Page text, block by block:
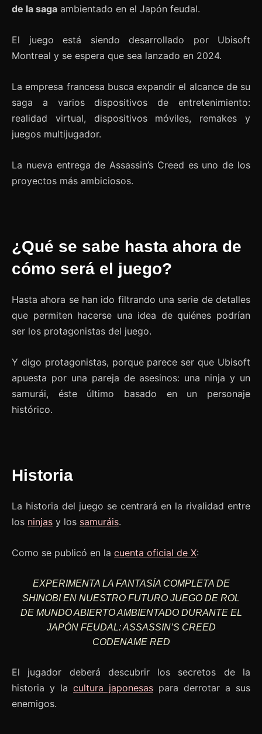
de la saga ambientado en el Japón feudal.
El juego está siendo desarrollado por Ubisoft
Montreal y se espera que sea lanzado en 2024.
La empresa francesa busca expandir el alcance de su
saga a varios dispositivos de entretenimiento:
realidad virtual, dispositivos móviles, remakes y
juegos multijugador.
La nueva entrega de Assassin’s Creed es uno de los
proyectos más ambiciosos.
¿Qué se sabe hasta ahora de
cómo será el juego?
Hasta ahora se han ido filtrando una serie de detalles
que permiten hacerse una idea de quiénes podrían
ser los protagonistas del juego.
Y digo protagonistas, porque parece ser que Ubisoft
apuesta por una pareja de asesinos: una ninja y un
samurái, éste último basado en un personaje
histórico.
Historia
La historia del juego se centrará en la rivalidad entre
los ninjas y los samuráis.
Como se publicó en la cuenta oficial de X:
EXPERIMENTA LA FANTASÍA COMPLETA DE
SHINOBI EN NUESTRO FUTURO JUEGO DE ROL
DE MUNDO ABIERTO AMBIENTADO DURANTE EL
JAPÓN FEUDAL: ASSASSIN’S CREED
CODENAME RED
El jugador deberá descubrir los secretos de la
historia y la cultura japonesas para derrotar a sus
enemigos.